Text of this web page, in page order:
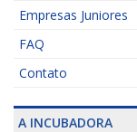
Empresas Juniores
FAQ
Contato
A INCUBADORA